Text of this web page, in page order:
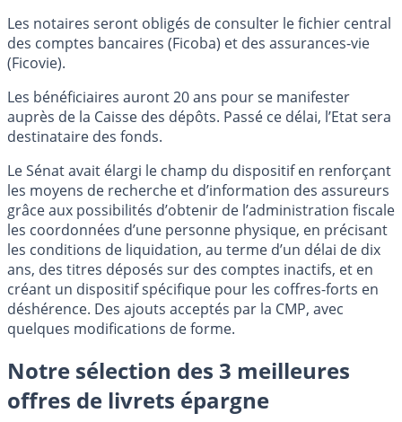
Les notaires seront obligés de consulter le fichier central
des comptes bancaires (Ficoba) et des assurances-vie
(Ficovie).
Les bénéficiaires auront 20 ans pour se manifester
auprès de la Caisse des dépôts. Passé ce délai, l’Etat sera
destinataire des fonds.
Le Sénat avait élargi le champ du dispositif en renforçant
les moyens de recherche et d’information des assureurs
grâce aux possibilités d’obtenir de l’administration fiscale
les coordonnées d’une personne physique, en précisant
les conditions de liquidation, au terme d’un délai de dix
ans, des titres déposés sur des comptes inactifs, et en
créant un dispositif spécifique pour les coffres-forts en
déshérence. Des ajouts acceptés par la CMP, avec
quelques modifications de forme.
Notre sélection des 3 meilleures
offres de livrets épargne